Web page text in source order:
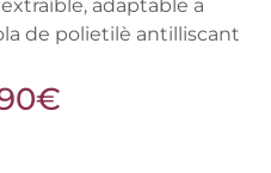
adaptable a
de polietilè antilliscant
€